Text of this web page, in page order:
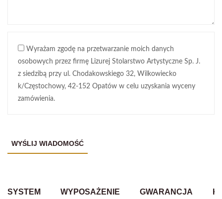
Wyrażam zgodę na przetwarzanie moich danych
osobowych przez firmę Lizurej Stolarstwo Artystyczne Sp. J.
z siedzibą przy ul. Chodakowskiego 32, Wilkowiecko
k/Częstochowy, 42-152 Opatów w celu uzyskania wyceny
zamówienia.
SYSTEM
WYPOSAŻENIE GWARANCJA